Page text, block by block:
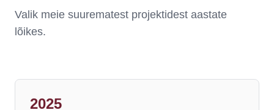
Valik meie suurematest projektidest aastate
lõikes.
2025